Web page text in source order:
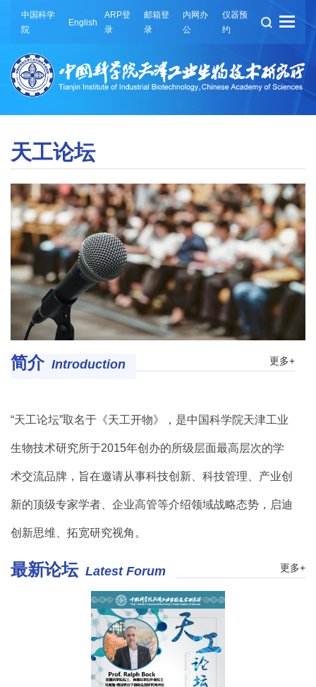
中国科学
院
English
ARP登
录
邮箱登
录
内网办
公
仪器预
约
天工论坛
简介 Introduction 更多+
“天工论坛”取名于《天工开物》，是中国科学院天津工业
生物技术研究所于2015年创办的所级层面最高层次的学
术交流品牌，旨在邀请从事科技创新、科技管理、产业创
新的顶级专家学者、企业高管等介绍领域战略态势，启迪
创新思维、拓宽研究视角。
最新论坛 Latest Forum 更多+